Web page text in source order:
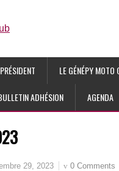
LE GÉNÉPY MOTO
ADHÉSION AGENDA
29, 2023 0 Comments